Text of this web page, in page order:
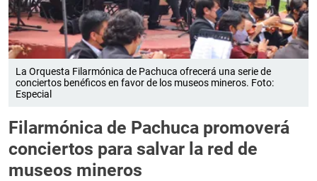
La Orquesta Filarmónica de Pachuca ofrecerá una serie de
conciertos benéficos en favor de los museos mineros. Foto:
Especial
Filarmónica de Pachuca promoverá
conciertos para salvar la red de
museos mineros